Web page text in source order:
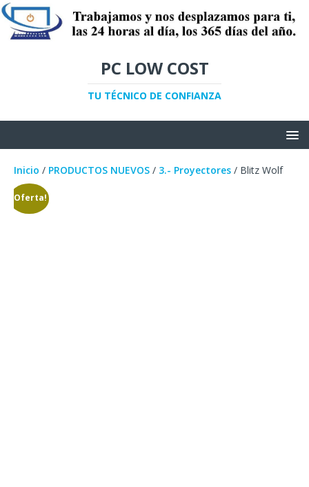
PC LOW COST
TU TÉCNICO DE CONFIANZA
Inicio / PRODUCTOS NUEVOS / 3.- Proyectores / Blitz Wolf
¡Oferta!